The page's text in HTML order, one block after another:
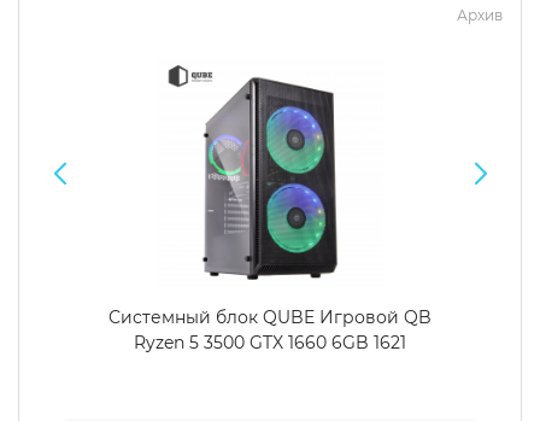
Архив
Системный блок QUBE Игровой QB
Ryzen 5 3500 GTX 1660 6GB 1621